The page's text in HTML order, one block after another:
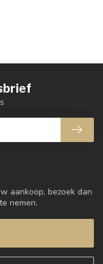
aankoop, bezoek dan
nemen.